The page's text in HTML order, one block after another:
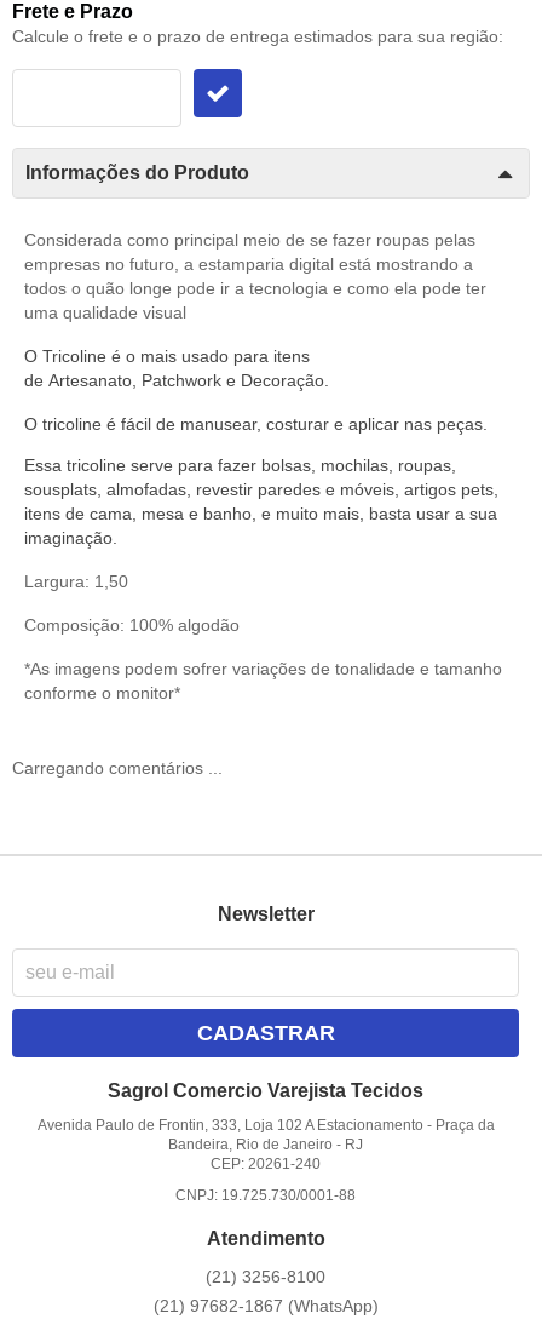
Frete e Prazo
Calcule o frete e o prazo de entrega estimados para sua região:
Informações do Produto
Considerada como principal meio de se fazer roupas pelas
empresas no futuro, a estamparia digital está mostrando a
todos o quão longe pode ir a tecnologia e como ela pode ter
uma qualidade visual
O Tricoline é o mais usado para itens
de Artesanato Patchwork e Decoração
O tricoline é fácil de manusear, costurar e aplicar nas peças.
Essa tricoline serve para fazer bolsas, mochilas, roupas,
sousplats, almofadas, revestir paredes e móveis, artigos pets,
itens de cama, mesa e banho, e muito mais, basta usar a sua
imaginação.
Largura: 1,50
Composição: 100% algodão
*As imagens podem sofrer variações de tonalidade e tamanho
conforme o monitor*
Carregando comentários ...
Newsletter
CADASTRAR
Sagrol Comercio Varejista Tecidos
Avenida Paulo de Frontin, 333, Loja 102 A Estacionamento - Praça da
Bandeira, Rio de Janeiro - RJ
CEP: 20261-240
CNPJ: 19.725.730/0001-88
Atendimento
(21) 3256-8100
(21) 97682-1867 (WhatsApp)